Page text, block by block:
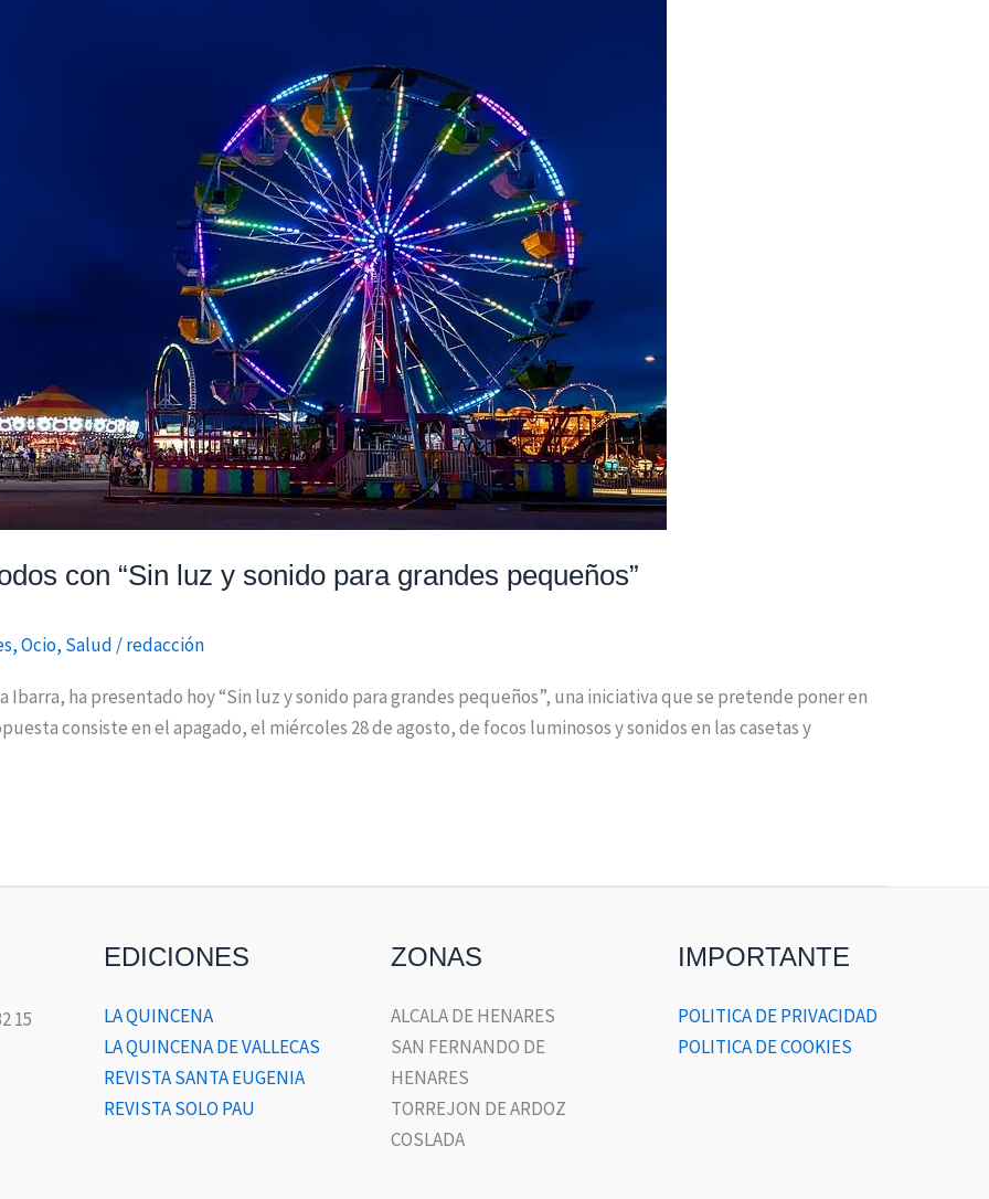
con “Sin luz y sonido para grandes pequeños”
,Ocio, Salud /redacción
Ibarra, ha presentado hoy “Sin luz y sonido para grandes pequeños”, una iniciativa que se pretende poner en
consiste en el apagado, el miércoles 28 de agosto, de focos luminosos y sonidos en las casetas y
15
EDICIONES
LA QUINCENA
LA QUINCENA DE VALLECAS
REVISTA SANTA EUGENIA
REVISTA SOLO PAU
ZONAS
ALCALA DE HENARES
SAN FERNANDO DE
HENARES
TORREJON DE ARDOZ
COSLADA
IMPORTANTE
POLITICA DE PRIVACIDAD
POLITICA DE COOKIES